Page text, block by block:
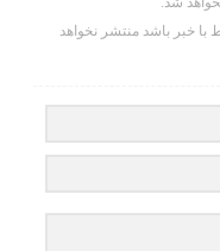
با خبر باشد منتشر نخواهد